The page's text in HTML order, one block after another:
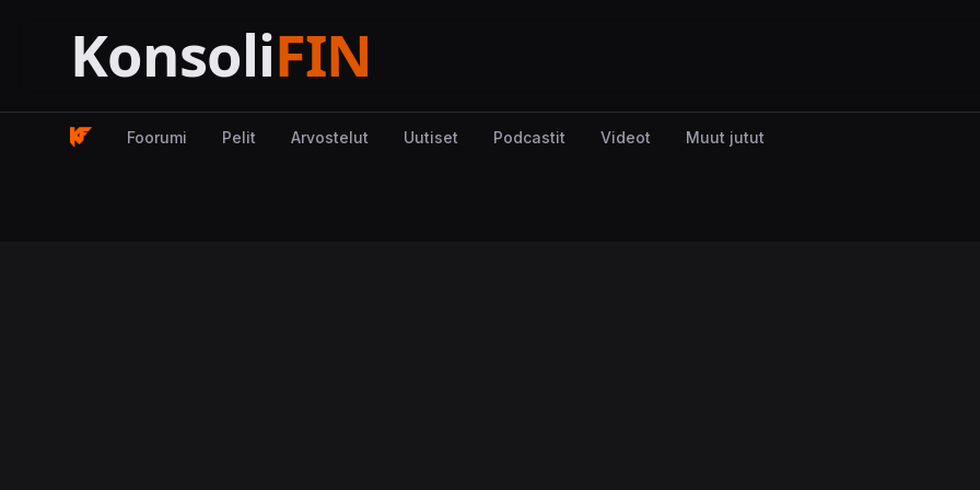
Foorumi Pelit Arvostelut Uutiset Podcastit Videot Muut jutut